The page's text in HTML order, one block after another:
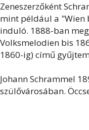
Zeneszerzőként
mint például a "Wien
induló. 1888-ban
Volksmelodien bis
1860-ig) című
Johann Schrammel
szülővárosában.